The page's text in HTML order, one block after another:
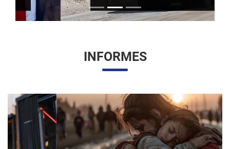
INFORMES